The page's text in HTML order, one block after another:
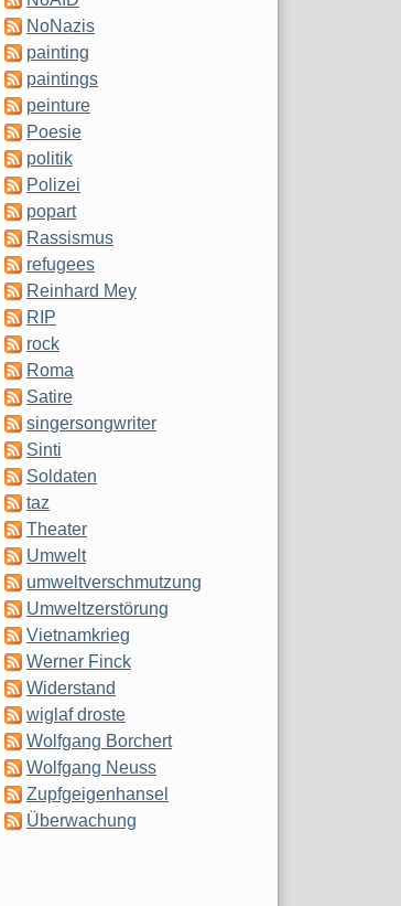
NoNazis
painting
paintings
peinture
Poesie
politik
Polizei
popart
Rassismus
refugees
Reinhard Mey
RIP
rock
Roma
Satire
singersongwriter
Sinti
Soldaten
taz
Theater
Umwelt
umweltverschmutzung
Umweltzerstörung
Vietnamkrieg
Werner Finck
Widerstand
wiglaf droste
Wolfgang Borchert
Wolfgang Neuss
Zupfgeigenhansel
Überwachung